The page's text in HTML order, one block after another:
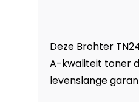
Deze Brohter
A-kwaliteit toner
levenslange